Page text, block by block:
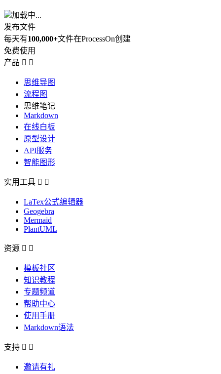
加载中...
发布文件
每天有100,000+文件在ProcessOn创建
免费使用
产品  
思维导图
流程图
思维笔记
Markdown
在线白板
原型设计
API服务
智能图形
实用工具  
LaTex公式编辑器
Geogebra
Mermaid
PlantUML
资源  
模板社区
知识教程
专题频道
帮助中心
使用手册
Markdown语法
支持  
邀请有礼